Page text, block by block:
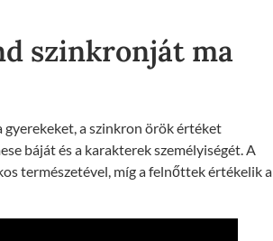
szinkronját ma
a szinkron örök értéket
báját és a karakterek személyiségét. A
természetével, míg a felnőttek értékelik a